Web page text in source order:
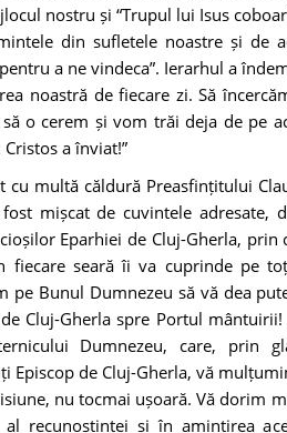
nostru și “Trupul lui Isus
din sufletele noastre și de
a ne vindeca”. Ierarhul a
noastră de fiecare zi. Să
o cerem și vom trăi deja de pe
a înviat!”
multă căldură Preasfințitului
mișcat de cuvintele adresate,
Eparhiei de Cluj-Gherla, prin
fiecare seară îi va cuprinde pe
pe Bunul Dumnezeu să vă dea
Cluj-Gherla spre Portul
Dumnezeu, care, prin
Episcop de Cluj-Gherla, vă
nu tocmai ușoară. Vă dorim
recunoștinței și în amintirea